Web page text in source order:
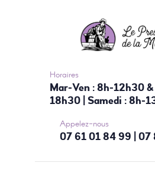
Horaires
Mar-Ven : 8h-12h30
18h30 | Samedi : 8h-
Appelez-nous
07 61 01 84 99 |
NOS SERVICES
TARIFS
CONTACTEZ-
NOUS